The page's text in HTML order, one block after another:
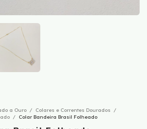
a Ouro / Colares e Correntes Dourados
/
/ Colar Bandeira Brasil Folheado